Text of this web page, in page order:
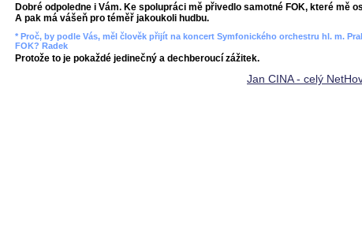
Dobré odpoledne i Vám. Ke spolupráci mě přivedlo samotné FOK, které mě
A pak má vášeň pro téměř jakoukoli hudbu.
* Proč, by podle Vás, měl člověk přijít na koncert Symfonického orchestru hl. m.
FOK? Radek
Protože to je pokaždé jedinečný a dechberoucí zážitek.
Jan CINA - celý